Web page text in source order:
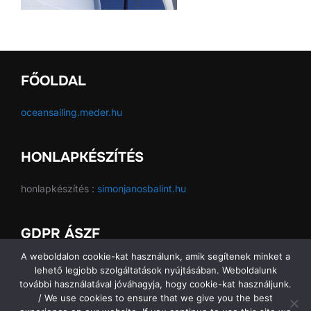
FŐOLDAL
oceansailing.meder.hu
HONLAPKÉSZÍTÉS
honlapkészítés : simonjanosbalint.hu
GDPR ÁSZF
GDPR ÁSZF
A weboldalon cookie-kat használunk, amik segítenek minket a
lehető legjobb szolgáltatások nyújtásában. Weboldalunk
további használatával jóváhagyja, hogy cookie-kat használjunk.
/ We use cookies to ensure that we give you the best